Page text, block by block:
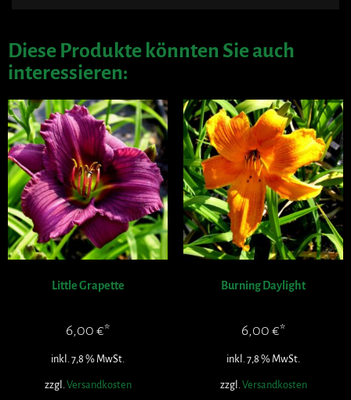
Diese Produkte könnten Sie auch
interessieren:
Little Grapette
6,00 €
inkl. 7,8 % MwSt.
zzgl. Versandkosten
Burning Daylight
6,00 €
inkl. 7,8 % MwSt.
zzgl. Versandkosten